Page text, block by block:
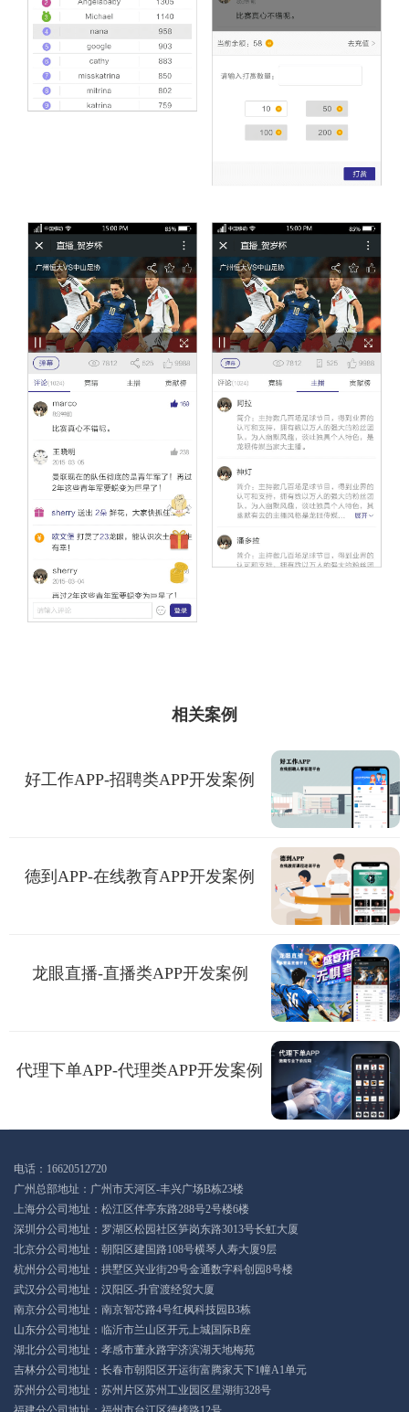
相关案例
好工作APP-招聘类APP开发案例
德到APP-在线教育APP开发案例
龙眼直播-直播类APP开发案例
代理下单APP-代理类APP开发案例
电话：16620512720
广州总部地址：广州市天河区-丰兴广场B栋23楼
上海分公司地址：松江区伴亭东路288号2号楼6楼
深圳分公司地址：罗湖区松园社区笋岗东路3013号长虹大厦
北京分公司地址：朝阳区建国路108号横琴人寿大厦9层
杭州分公司地址：拱墅区兴业街29号金通数字科创园8号楼
武汉分公司地址：汉阳区-升官渡经贸大厦
南京分公司地址：南京智芯路4号红枫科技园B3栋
山东分公司地址：临沂市兰山区开元上城国际B座
湖北分公司地址：孝感市董永路宇济滨湖天地梅苑
吉林分公司地址：长春市朝阳区开运街富腾家天下1幢A1单元
苏州分公司地址：苏州片区苏州工业园区星湖街328号